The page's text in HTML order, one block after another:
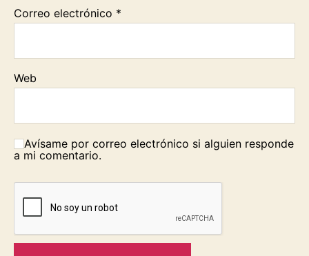
Correo electrónico *
Web
Avísame por correo electrónico si alguien responde
a mi comentario.